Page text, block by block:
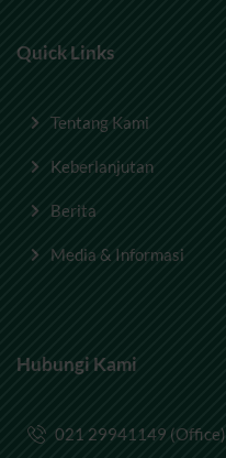
Quick Links
Tentang Kami
Keberlanjutan
Berita
Media & Informasi
Hubungi Kami
021 29941149 (Office)